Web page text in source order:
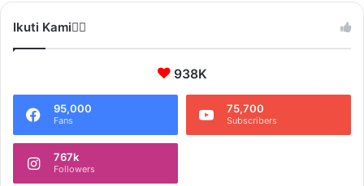
Ikuti Kami❤️‍🔥
938K
95,000
Fans
75,700
Subscribers
767k
Followers